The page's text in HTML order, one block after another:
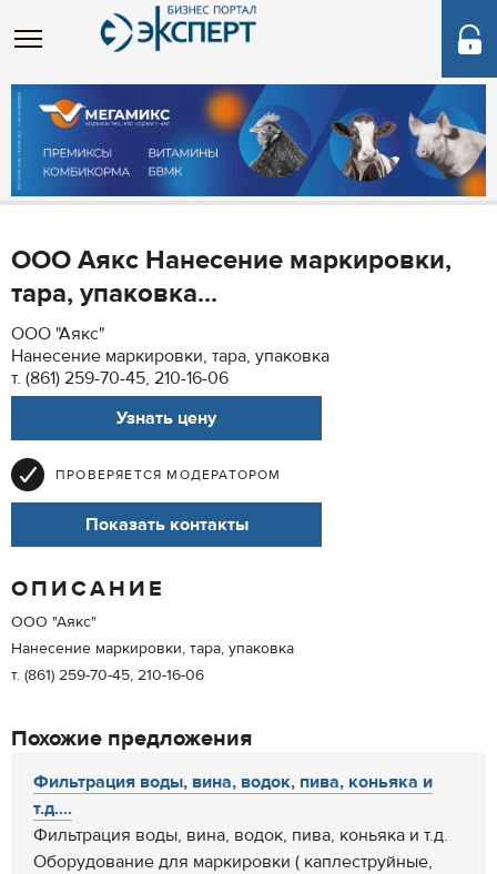
ООО Аякс Нанесение маркировки,
тара, упаковка...
ООО "Аякс"
Нанесение маркировки, тара, упаковка
т. (861) 259-70-45, 210-16-06
Узнать цену
ПРОВЕРЯЕТСЯ МОДЕРАТОРОМ
Показать контакты
ОПИСАНИЕ
ООО "Аякс"
Нанесение маркировки, тара, упаковка
т. (861) 259-70-45, 210-16-06
Похожие предложения
Фильтрация воды, вина, водок, пива, коньяка и
т.д....
Фильтрация воды, вина, водок, пива, коньяка и т.д.
Оборудование для маркировки ( каплеструйные,